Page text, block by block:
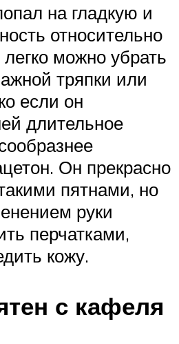
на гладкую и
относительно
легко можно убрать
тряпки или
если он
длительное
Он прекрасно
пятнами, но
руки
перчатками,
кожу.
с кафеля